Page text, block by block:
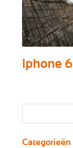
Iphone 6
Categorieën